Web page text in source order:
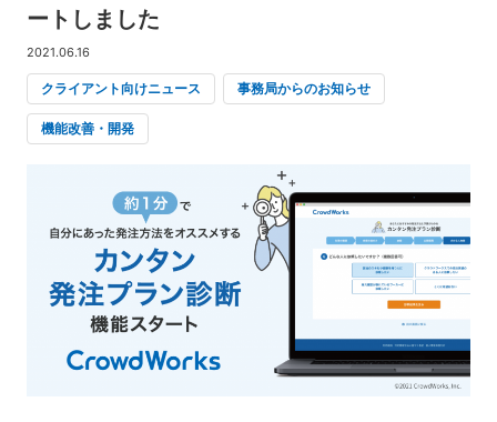
ートしました
2021.06.16
クライアント向けニュース 事務局からのお知らせ
機能改善・開発